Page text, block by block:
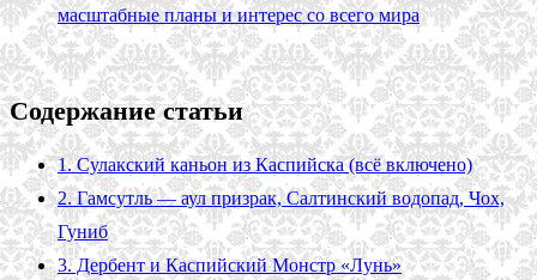
масштабные планы и интерес со всего мира
Содержание статьи
1. Сулакский каньон из Каспийска (всё включено)
2. Гамсутль — аул призрак, Салтинский водопад, Чох,
Гуниб
3. Дербент и Каспийский Монстр «Лунь»